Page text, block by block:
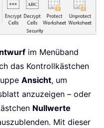
im Menüband
das Kontrollkästchen
Ansicht, um
anzuzeigen – oder
Nullwerte
Mit dieser